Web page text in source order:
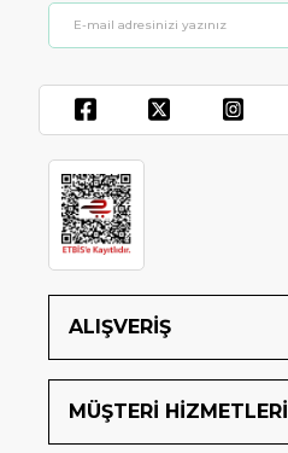
ALIŞVERİŞ
MÜŞTERİ HİZMETLERİ